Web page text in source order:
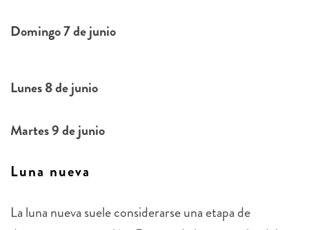
Domingo 7 de junio
Lunes 8 de junio
Martes 9 de junio
Luna nueva
La luna nueva suele considerarse una etapa de